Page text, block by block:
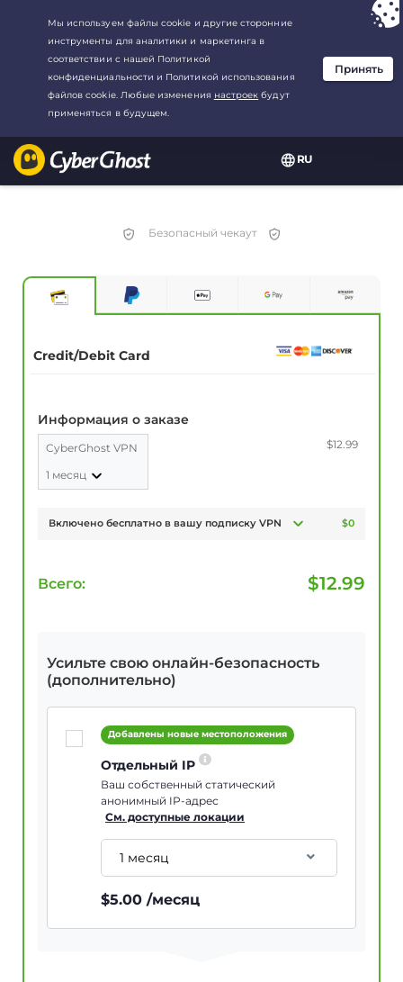
RU
Ваш выбор:Лучшая сделкадля3.3333333333333-год at$
месяц
Безопасный чекаут
Credit/Debit Card
Информация о заказе
CyberGhost VPN
1 месяц
$12.99
Включено бесплатно в вашу подписку VPN $0
Всего: $12.99
Усильте свою онлайн-безопасность
(дополнительно)
Добавлены новые местоположения
Отдельный IP
Ваш собственный статический
анонимный IP-адрес
См. доступные локации
1 месяц
$5.00 /месяц